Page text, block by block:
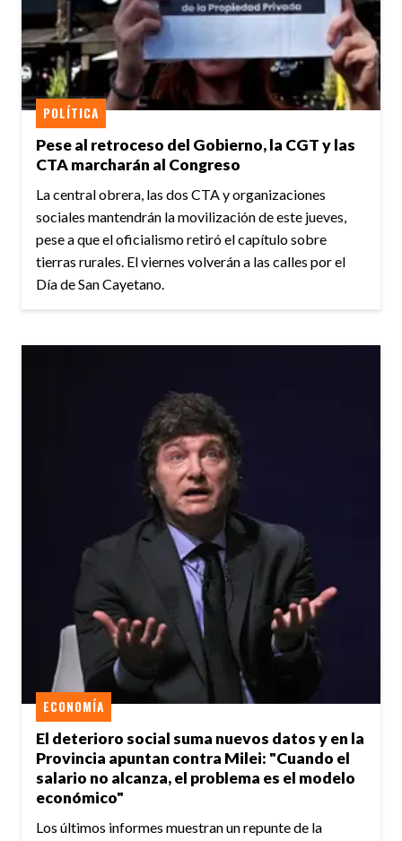
Pese al retroceso del Gobierno, la CGT y las
CTA marcharán al Congreso
POLÍTICA
La central obrera, las dos CTA y organizaciones
sociales mantendrán la movilización de este jueves,
pese a que el oficialismo retiró el capítulo sobre
tierras rurales. El viernes volverán a las calles por el
Día de San Cayetano.
El deterioro social suma nuevos datos y en la
Provincia apuntan contra Milei: "Cuando el
salario no alcanza, el problema es el modelo
económico"
ECONOMÍA
Los últimos informes muestran un repunte de la